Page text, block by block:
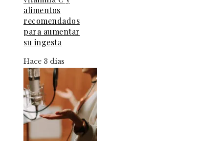
alimentos
recomendados
para aumentar
su ingesta
Hace 3 días